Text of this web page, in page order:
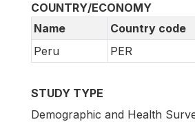
COUNTRY/ECONOMY
Name
Country code
Peru
PER
STUDY TYPE
Demographic and Health